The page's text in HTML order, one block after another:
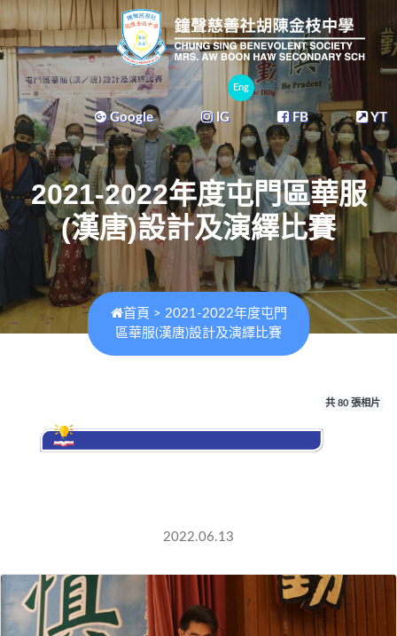
Eng
Google IG FB YT
2021-2022年度屯門區華服
(漢唐)設計及演繹比賽
首頁 > 2021-2022年度屯門
區華服(漢唐)設計及演繹比賽
共 80 張相片
2022.06.13